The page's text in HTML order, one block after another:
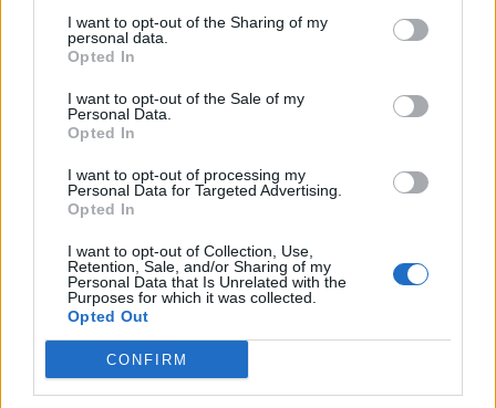
I want to opt-out of the Sharing of my
personal data.
Opted In
I want to opt-out of the Sale of my
Personal Data.
Opted In
I want to opt-out of processing my
Personal Data for Targeted Advertising.
Opted In
I want to opt-out of Collection, Use,
Retention, Sale, and/or Sharing of my
Personal Data that Is Unrelated with the
Purposes for which it was collected.
Opted Out
CONFIRM
Az aszfalt és a terep közötti átmeneti részek különleges
kialakítást igényelnek, hogy biztosítsák a biztonságos
áthaladást. Itt különösen fontos a gumiabroncsok
tapadásának kezelése.
„Tribün előtti” szakasz
Általában az a rész, ahol a közönség a legközelebbről
követheti az eseményeket. Gyakran a célegyenes, illetve
A Sky Section szerepe
A Sky Section a supermoto pályák egyik legizgalmasabb
része. Ez nemcsak a versenyzők számára kihívás, hanem a
nézők számára is vizuális élmény. A nagy ugrások és
látványos manőverek kiemelik a supermoto sajátosságát,